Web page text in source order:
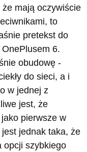
mają oczywiście
to
pretekst do
6.
obudowę -
do sieci, a i
w jednej z
jest, że
pierwsze w
jest jednak taka, że
opcji szybkiego